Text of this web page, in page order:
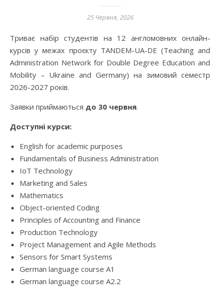
25 Червня, 2026
Триває набір студентів на 12 англомовних онлайн-
курсів у межах проєкту TANDEM-UA-DE (Teaching and
Administration Network for Double Degree Education and
Mobility – Ukraine and Germany) на зимовий семестр
2026-2027 років.
Заявки приймаються до 30 червня.
Доступні курси:
English for academic purposes
Fundamentals of Business Administration
IoT Technology
Marketing and Sales
Mathematics
Object-oriented Coding
Principles of Accounting and Finance
Production Technology
Project Management and Agile Methods
Sensors for Smart Systems
German language course A1
German language course A2.2